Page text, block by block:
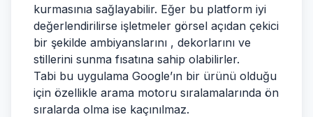
kurmasınıa sağlayabilir. Eğer bu platform iyi
değerlendirilirse işletmeler görsel açıdan çekici
bir şekilde ambiyanslarını , dekorlarını ve
stillerini sunma fısatına sahip olabilirler.
Tabi bu uygulama Google’ın bir ürünü olduğu
için özellikle arama motoru sıralamalarında ön
sıralarda olma ise kaçınılmaz.